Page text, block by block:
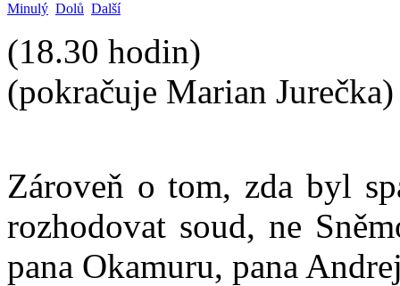
Minulý Dolů Další
(18.30 hodin)
(pokračuje Marian Jurečka)
Zároveň o tom, zda byl
rozhodovat soud, ne
pana Okamuru, pana